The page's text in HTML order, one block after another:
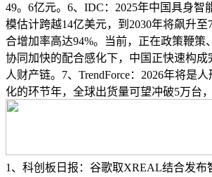
49。6亿元。6、IDC：2025年中国具身智
模估计跨越14亿美元，到2030年将飙升至
合增加率高达94%。当前，正在政策鞭策
协同加快的配合感化下，中国正快速构成
人财产链。7、TrendForce：2026年将是
化的环节年，全球出货量可望冲破5万台，
1、科创板日报：谷歌取XREAL结合发布